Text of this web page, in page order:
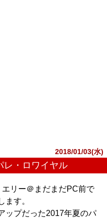
2018/01/03(水)
・ロワイヤル
リー＠まだまだPC前で
ます。
ップだった2017年夏のパ